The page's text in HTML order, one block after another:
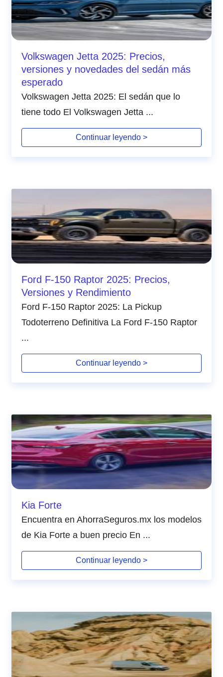
Volkswagen Jetta 2025: Precios,
versiones y novedades del sedán más
esperado
Volkswagen Jetta 2025: El sedán que lo
tiene todo El Volkswagen Jetta ...
Continuar leyendo >
Ford F-150 Raptor 2025: Precios,
Versiones y Rendimiento
Ford F-150 Raptor 2025: La Pickup
Todoterreno Definitiva La Ford F-150 Raptor
...
Continuar leyendo >
Kia Forte
Encuentra en AhorraSeguros.mx los modelos
de Kia Forte a buen precio En ...
Continuar leyendo >